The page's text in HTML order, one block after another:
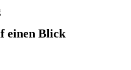
einen Blick